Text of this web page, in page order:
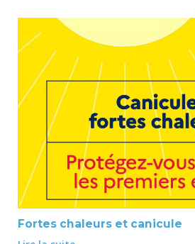
Fortes chaleurs et canicule